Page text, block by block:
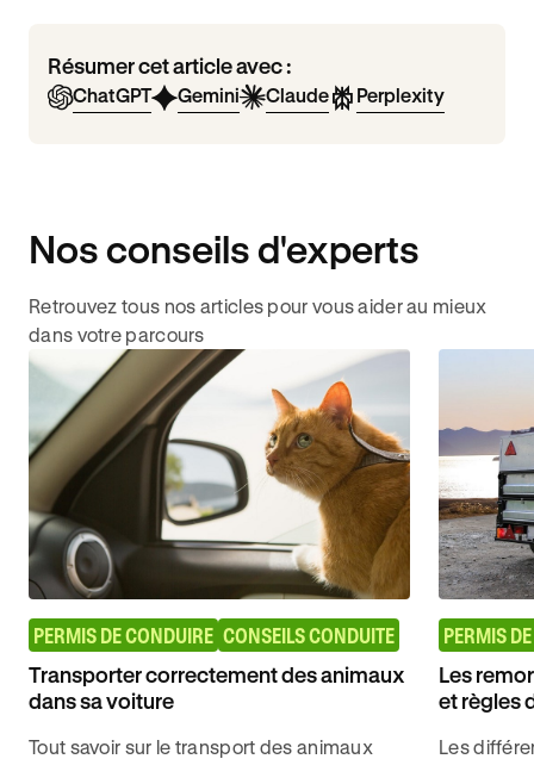
Résumer cet article avec :
ChatGPT Gemini Claude Perplexity
Nos conseils d'experts
Retrouvez tous nos articles pour vous aider au mieux
dans votre parcours
PERMIS DE CONDUIRE CONSEILS CONDUITE
Transporter correctement des animaux
dans sa voiture
Tout savoir sur le transport des animaux
PERMIS
Les
et règles
Les